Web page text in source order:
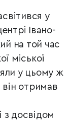
у
Івано-
на той час
міської
у цьому ж
отримав
з досвідом